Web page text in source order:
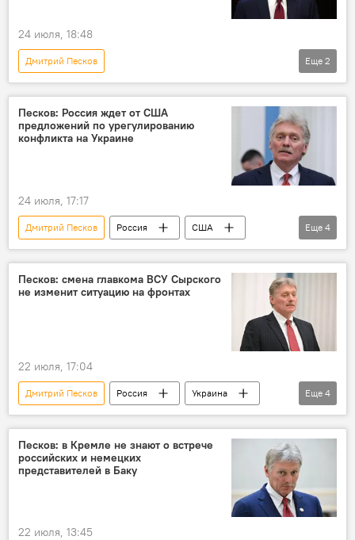
24 июля, 18:48
Дмитрий Песков
Спецоперация России по защите Донбасса
СВО
Еще 2
Песков: Россия ждет от США
предложений по урегулированию
конфликта на Украине
24 июля, 17:17
Дмитрий Песков Россия
США
Украина
Урегулирование
Ожидания
Еще 4
Песков: смена главкома ВСУ Сырского
не изменит ситуацию на фронтах
22 июля, 17:04
Дмитрий Песков Россия
Украина
Кремль
ВСУ
главком
перестановки
Еще 4
Песков: в Кремле не знают о встрече
российских и немецких
представителей в Баку
22 июля, 13:45